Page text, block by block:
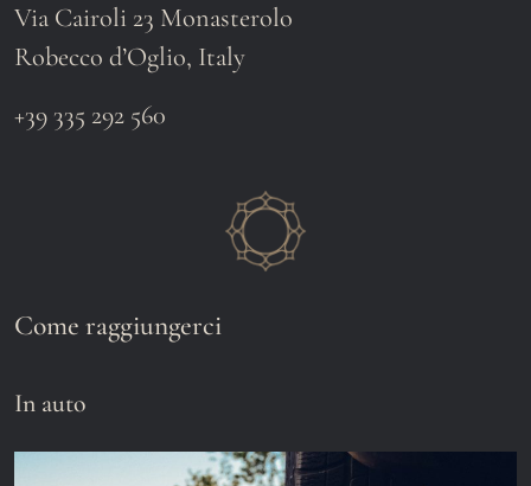
Via Cairoli 23 Monasterolo
Robecco d’Oglio, Italy
+39 335 292 560
Come raggiungerci
In auto